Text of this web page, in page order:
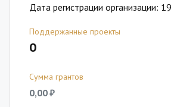
Дата регистрации организации:
Поддержанные проекты
0
Сумма грантов
0,00 ₽